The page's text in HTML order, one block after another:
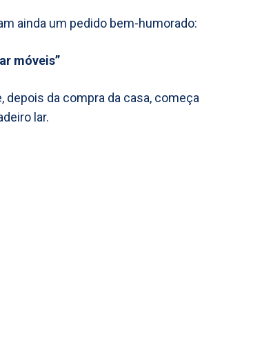
ainda um pedido bem-humorado:
móveis”
depois da compra da casa, começa
lar.